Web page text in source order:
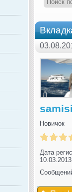
Новичок
Дата